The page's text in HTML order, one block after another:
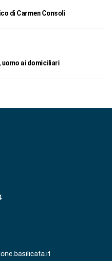
di Carmen Consoli
uomo ai domiciliari